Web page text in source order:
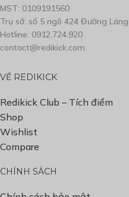
MST: 0109191560
Trụ sở: số 5 ngõ 424 Đường
Hotline: 0912.724.920
contact@redikick.com
VỀ REDIKICK
Redikick Club – Tích điểm
Shop
Wishlist
Compare
CHÍNH SÁCH